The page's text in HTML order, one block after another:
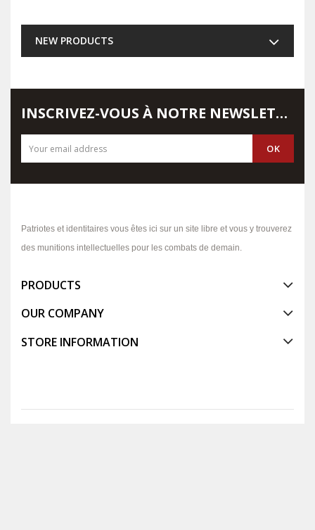
NEW PRODUCTS
INSCRIVEZ-VOUS À NOTRE NEWSLETTER
Patriotes et identitaires vous êtes ici sur un site libre et vous y trouverez
des munitions intellectuelles pour les combats de demain.
PRODUCTS
OUR COMPANY
STORE INFORMATION